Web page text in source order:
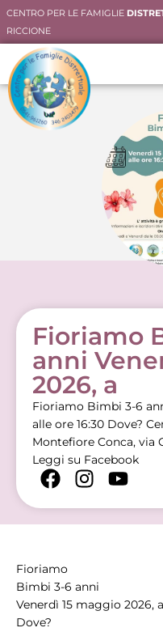
CENTRO PER LE FAMIGLIE
RICCIONE
Fioriamo
anni
2026, a
Fioriamo Bimbi 3-6
alle ore 16:30 Dove?
Montefiore Conca, via
Leggi su Facebook
Fioriamo
Bimbi 3-6 anni
Venerdì 15 maggio 2026,
Dove?